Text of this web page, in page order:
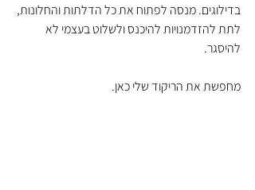
בדילוגים. מנסה לפתוח את כל הדלתות והחלונות,
לתת להזדמנויות להיכנס ולשלוט בעצמי לא
להיסגר.
מחפשת את הריקוד שלי כאן.